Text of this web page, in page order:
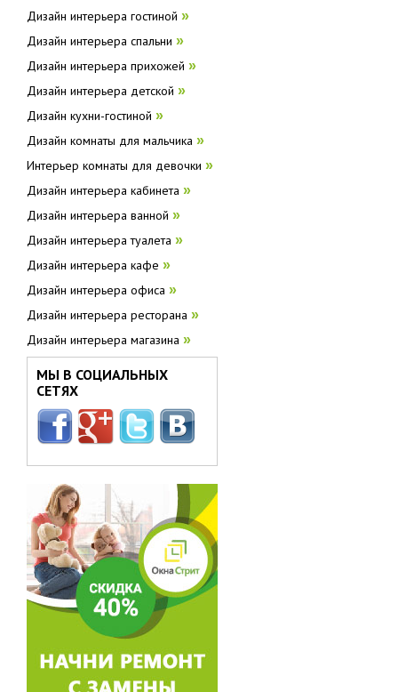
Дизайн интерьера гостиной »
Дизайн интерьера спальни »
Дизайн интерьера прихожей »
Дизайн интерьера детской »
Дизайн кухни-гостиной »
Дизайн комнаты для мальчика »
Интерьер комнаты для девочки »
Дизайн интерьера кабинета »
Дизайн интерьера ванной »
Дизайн интерьера туалета »
Дизайн интерьера кафе »
Дизайн интерьера офиса »
Дизайн интерьера ресторана »
Дизайн интерьера магазина »
МЫ В СОЦИАЛЬНЫХ
СЕТЯХ